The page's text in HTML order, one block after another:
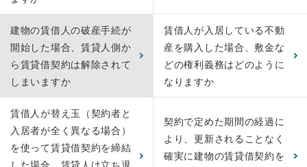
建物の賃借人の破産手続が
開始した場合、賃貸人側か
ら賃貸借契約は解除されて
しまいますか
賃借人が入居している不動
産を購入した場合、敷金な
どの権利義務はどのように
なりますか
賃借人が替え玉（契約者と
入居者が全く異なる場合）
を使って賃貸借契約を締結
した場合、賃貸人は立ち退
契約で定めた期間の経過に
より、更新されることなく
確実に建物の賃貸借契約を